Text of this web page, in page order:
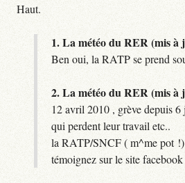
Haut.
1.La météo du RER (mis à
Ben oui, la RATP se prend
2.La météo du RER (mis à
12 avril 2010 , grève depuis 6
qui perdent leur travail etc..
la RATP/SNCF ( m^me pot !)
témoignez sur le site